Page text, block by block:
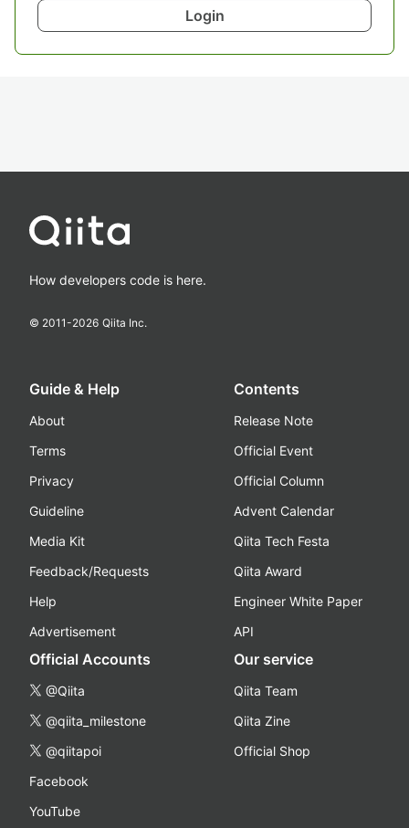
Login
How developers code is here.
© 2011-2026 Qiita Inc.
Guide & Help
About
Terms
Privacy
Guideline
Media Kit
Feedback/Requests
Help
Advertisement
Contents
Release Note
Official Event
Official Column
Advent Calendar
Qiita Tech Festa
Qiita Award
Engineer White Paper
API
Official Accounts
@Qiita
@qiita_milestone
@qiitapoi
Facebook
YouTube
Our service
Qiita Team
Qiita Zine
Official Shop